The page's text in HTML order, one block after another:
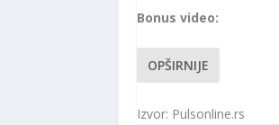
Bonus video:
OPŠIRNIJE
Izvor: Pulsonline.rs